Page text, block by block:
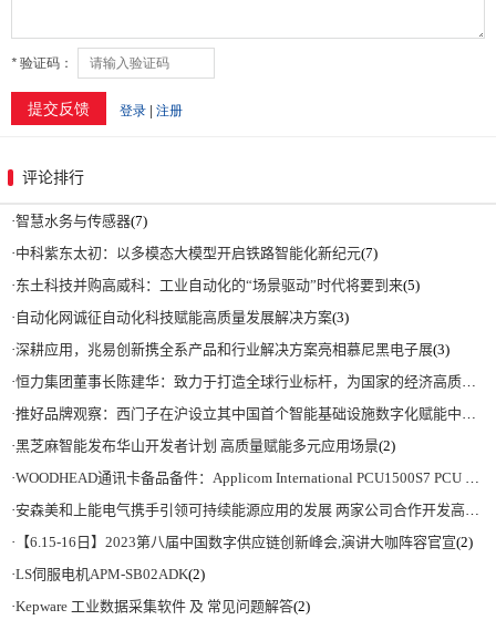
评论排行
·智慧水务与传感器(7)
·中科紫东太初：以多模态大模型开启铁路智能化新纪元(7)
·东土科技并购高威科：工业自动化的“场景驱动”时代将要到来(5)
· 自动化网诚征自动化科技赋能高质量发展解决方案(3)
·深耕应用，兆易创新携全系产品和行业解决方案亮相慕尼黑电子展(3)
·恒力集团董事长陈建华：致力于打造全球行业标杆，为国家的经济高质量发展贡献更大力量|上海电气集团党委书记、董事长吴磊来访
·推好品牌观察：西门子在沪设立其中国首个智能基础设施数字化赋能中心
·黑芝麻智能发布华山开发者计划 高质量赋能多元应用场景(2)
·WOODHEAD通讯卡备品备件：Applicom International PCU1500S7 PCU 1500 S7 V4.5.0
·安森美和上能电气携手引领可持续能源应用的发展 两家公司合作开发高性能储能和太阳能组串式逆变器方案 以实现可持续的未来
· 【6.15-16日】2023第八届中国数字供应链创新峰会,演讲大咖阵容官宣(2)
·LS伺服电机APM-SB02ADK(2)
·Kepware 工业数据采集软件 及 常见问题解答(2)